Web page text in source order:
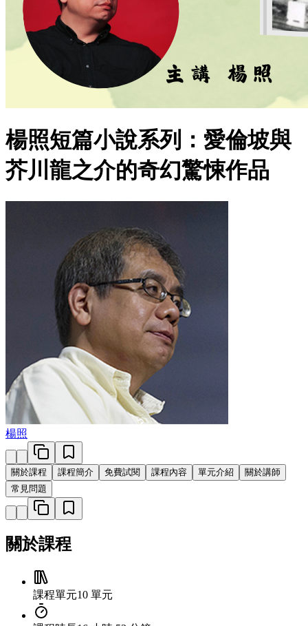
楊照短篇小說系列：愛倫坡與
芥川龍之介的奇幻驚悚作品
楊照
關於課程 課程簡介 免費試閱 課程內容 單元介紹
關於講師
常見問題
關於課程
課程單元10 單元